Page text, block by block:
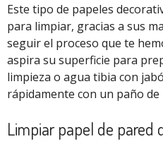
Este tipo de papeles
para limpiar, gracias a sus
seguir el proceso que te
aspira su superficie para
limpieza o agua tibia con
rápidamente con un paño
Limpiar papel de pared